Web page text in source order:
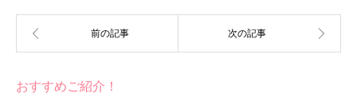
おすすめご紹介！